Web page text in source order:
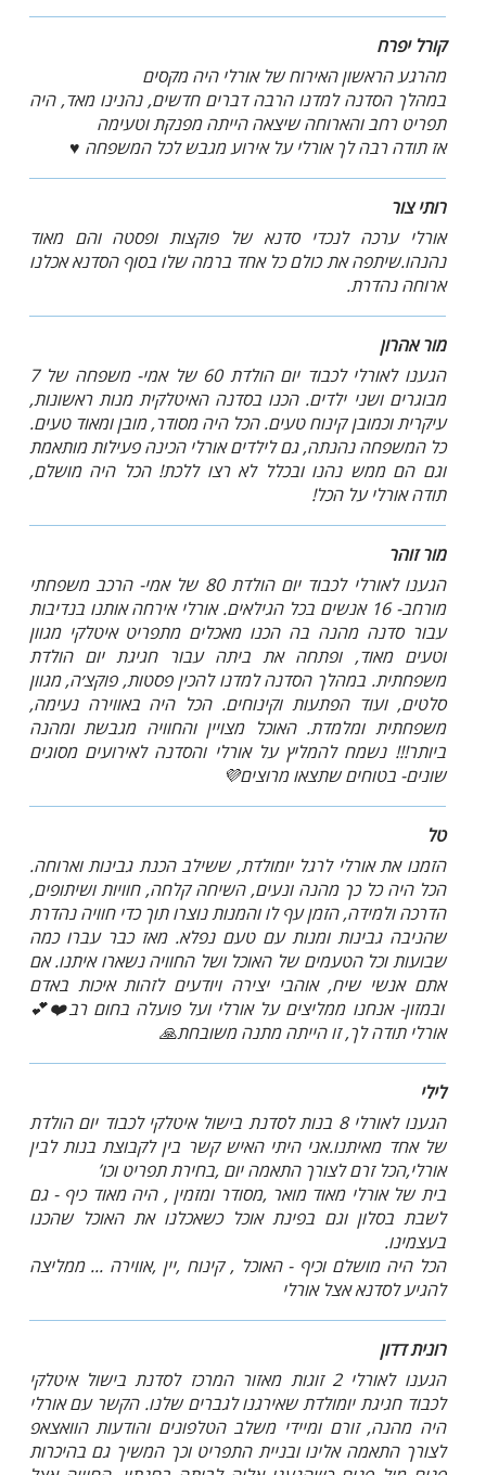
קורל יפרח
מהרגע הראשון האירוח של אורלי היה מקסים
במהלך הסדנה למדנו הרבה דברים חדשים, נהנינו מאד, היה
תפריט רחב והארוחה שיצאה הייתה מפנקת וטעימה
אז תודה רבה לך אורלי על אירוע מגבש לכל המשפחה ♥️
רותי צור
אורלי ערכה לנכדי סדנא של פוקצות ופסטה והם מאוד
נהנהו.שיתפה את כולם כל אחד ברמה שלו בסוף הסדנא אכלנו
ארוחה נהדרת.
מור אהרון
הגענו לאורלי לכבוד יום הולדת 60 של אמי- משפחה של 7
מבוגרים ושני ילדים. הכנו בסדנה האיטלקית מנות ראשונות,
עיקרית וכמובן קינוח טעים. הכל היה מסודר, מובן ומאוד טעים.
כל המשפחה נהנתה, גם לילדים אורלי הכינה פעילות מותאמת
וגם הם ממש נהנו ובכלל לא רצו ללכת! הכל היה מושלם,
תודה אורלי על הכל!
מור זוהר
הגענו לאורלי לכבוד יום הולדת 80 של אמי- הרכב משפחתי
מורחב- 16 אנשים בכל הגילאים. אורלי אירחה אותנו בנדיבות
עבור סדנה מהנה בה הכנו מאכלים מתפריט איטלקי מגוון
וטעים מאוד, ופתחה את ביתה עבור חגיגת יום הולדת
משפחתית. במהלך הסדנה למדנו להכין פסטות, פוקצ׳ה, מגוון
סלטים, ועוד הפתעות וקינוחים. הכל היה באווירה נעימה,
משפחתית ומלמדת. האוכל מצויין והחוויה מגבשת ומהנה
ביותר!!! נשמח להמליץ על אורלי והסדנה לאירועים מסוגים
שונים- בטוחים שתצאו מרוצים💜
טל
הזמנו את אורלי לרגל יומולדת, ששילב הכנת גבינות וארוחה.
הכל היה כל כך מהנה ונעים, השיחה קלחה, חוויות ושיתופים,
הדרכה ולמידה, הזמן עף לו והמנות נוצרו תוך כדי חוויה נהדרת
שהניבה גבינות ומנות עם טעם נפלא. מאז כבר עברו כמה
שבועות וכל הטעמים של האוכל ושל החוויה נשארו איתנו. אם
אתם אנשי שיח, אוהבי יצירה ויודעים לזהות איכות באדם
ובמזון- אנחנו ממליצים על אורלי ועל פועלה בחום רב❤️💕
אורלי תודה לך, זו הייתה מתנה משובחת🙏
לילי
הגענו לאורלי 8 בנות לסדנת בישול איטלקי לכבוד יום הולדת
של אחד מאיתנו.אני היתי האיש קשר בין לקבוצת בנות לבין
אורלי,הכל זרם לצורך התאמה יום ,בחירת תפריט וכו’
בית של אורלי מאוד מואר ,מסודר ומזמין , היה מאוד כיף - גם
לשבת בסלון וגם בפינת אוכל כשאכלנו את האוכל שהכנו
בעצמינו.
הכל היה מושלם וכיף - האוכל , קינוח ,יין ,אווירה ... ממליצה
להגיע לסדנא אצל אורלי
רונית דדון
הגענו לאורלי 2 זוגות מאזור המרכז לסדנת בישול איטלקי
לכבוד חגיגת יומולדת שאירגנו לגברים שלנו. הקשר עם אורלי
היה מהנה, זורם ומיידי משלב הטלפונים והודעות הוואצאפ
לצורך התאמה אלינו ובניית התפריט וכך המשיך גם בהיכרות